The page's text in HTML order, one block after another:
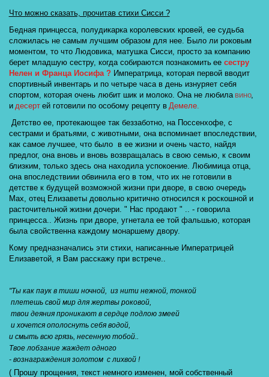
Что можно сказать, прочитав стихи Сисси ?
Бедная принцесса, полудикарка королевских кровей, ее судьба
сложилась не самым лучшим образом для нее. Было ли роковым
моментом, то что Людовика, матушка Сисси, просто за компанию
берет младшую сестру, когда собираются познакомить ее сестру
Нелен и Франца Иосифа ? Императрица, которая первой вводит
спортивный инвентарь и по четыре часа в день изнуряет себя
спортом, которая очень любит шик и молоко. Она не любила вино,
и десерт ей готовили по особому рецепту в Демеле.
Детство ее, протекающее так беззаботно, на Поссенхофе, с
сестрами и братьями, с животными, она вспоминает впоследствии,
как самое лучшее, что было  в ее жизни и очень часто, найдя
предлог, она вновь и вновь возвращалась в свою семью, к своим
близким, только здесь она находила успокоение. Любимица отца,
она впоследствиии обвинила его в том, что их не готовили в
детстве к будущей возможной жизни при дворе, в свою очередь
Мах, отец Елизаветы довольно критично относился к роскошной и
расточительной жизни дочери. " Нас продают " .. - говорила
принцесса.. Жизнь при дворе, угнетала ее той фальшью, которая
была свойственна каждому монаршему двору.
Кому предназначались эти стихи, написанные Императрицей
Елизаветой, я Вам расскажу при встрече..
"Ты как паук в тиши ночной,  из нити нежной, тонкой
плетешь свой мир для жертвы роковой,
твои деяния проникают в сердце подлою змеей
и хочется ополоснуть себя водой,
и смыть всю грязь, несенную тобой..
Твое лобзание жаждет одного
- вознаграждения золотом  с лихвой !
( Прошу прощения, текст немного изменен, мой собственный